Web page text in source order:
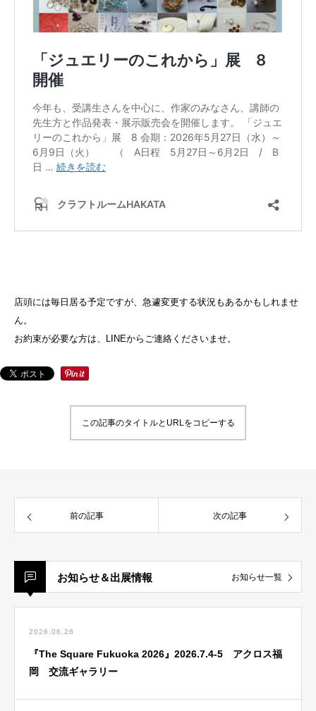
店頭には毎日居る予定ですが、急遽変更する状況もあるかもしれませ
ん。
お約束が必要な方は、LINEからご連絡くださいませ。
この記事のタイトルとURLをコピーする
前の記事 次の記事
お知らせ＆出展情報 お知らせ一覧
2026.06.26
『The Square Fukuoka 2026』2026.7.4-5 アクロス福
岡 交流ギャラリー